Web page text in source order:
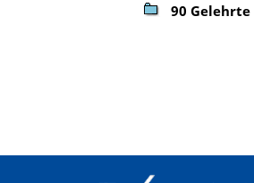
90 Gelehrte